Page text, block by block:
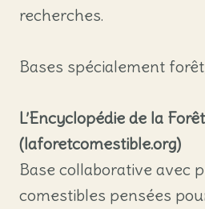
recherches.
Bases spécialement
L’Encyclopédie de la
(laforetcomestible.org)
Base collaborative avec
comestibles pensées